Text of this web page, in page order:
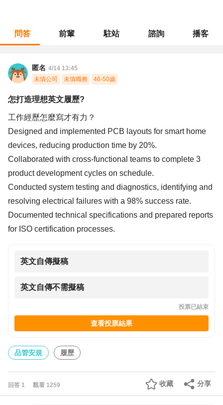
問答 前輩 駐站 諮詢 播客
匿名 4/14 13:45
未填公司
未填職務 46-50歲
怎打造理想英文履歷?
工作經歷怎麼寫才有力？
Designed and implemented PCB layouts for smart home
devices, reducing production time by 20%.
Collaborated with cross-functional teams to complete 3
product development cycles on schedule.
Conducted system testing and diagnostics, identifying and
resolving electrical failures with a 98% success rate.
Documented technical specifications and prepared reports
for ISO certification processes.
英文自傳擬稿
英文自傳不需擬稿
投票已結束
查看投票結果
品管安規 履歷
回答 1 觀看 1259 分享
收藏